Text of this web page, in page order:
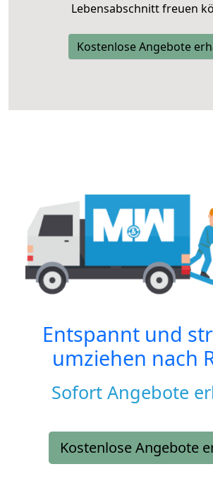
Lebensabschnitt freuen
Kostenlose Angebote
Entspannt und
umziehen nach
Sofort Angebote
Kostenlose Angebote